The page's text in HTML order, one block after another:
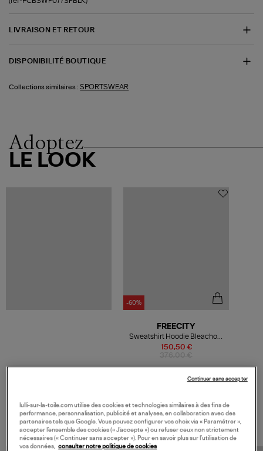
LIVRAISON ET RETOUR
DISPONIBILITÉ BOUTIQUE
Collections similaires : SPORTSWEAR
Adoptez
LE LOOK
-60%
150,50 €
FREECITY
Sweatshirt Hoodie Bleachout
Coton Heather
VOS DERNIERS PRODUITS VUS
lulli-sur-la-toile.com utilise des cookies et technologies similaires à des fins de
performance, personnalisation, publicité et analyses, en collaboration avec des
partenaires tels que Google. Vous pouvez configurer vos choix via « Paramétrer »,
accepter l’ensemble des cookies (« J’accepte ») ou refuser ceux non strictement
nécessaires (« Continuer sans accepter »). Pour en savoir plus sur l’utilisation de
vos données,
consulter notre politique de cookies
Continuer sans accepter